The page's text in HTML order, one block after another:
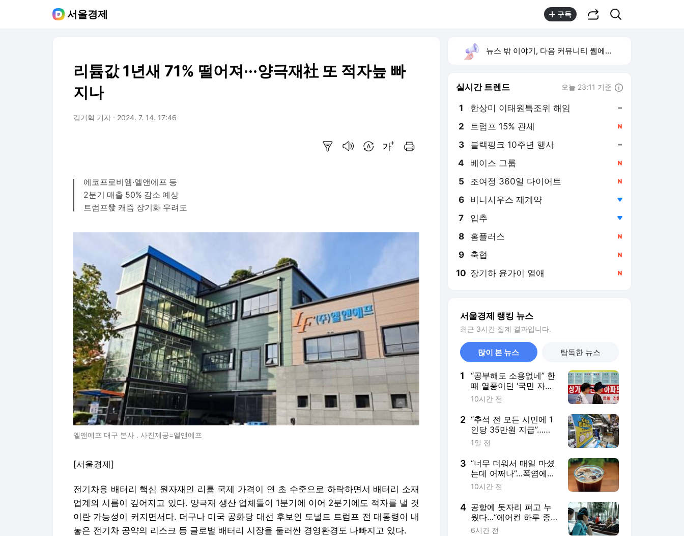
서울경제 구독
리튬값 1년새 71% 떨어져···양극재社 또 적자늪 빠
지나
김기혁 기자 2024. 7. 14. 17:46
에코프로비엠·엘앤에프 등
2분기 매출 50% 감소 예상
트럼프發 캐즘 장기화 우려도
엘앤에프 대구 본사 . 사진제공=엘앤에프
[서울경제]
전기차용 배터리 핵심 원자재인 리튬 국제 가격이 연 초 수준으로 하락하면서 배터리 소재
업계의 시름이 깊어지고 있다. 양극재 생산 업체들이 1분기에 이어 2분기에도 적자를 낼 것
이란 가능성이 커지면서다. 더구나 미국 공화당 대선 후보인 도널드 트럼프 전 대통령이 내
놓은 전기차 공약의 리스크 등 글로벌 배터리 시장을 둘러싼 경영환경도 나빠지고 있다.
뉴스 밖 이야기, 다음 커뮤니티 웹에서 보기
실시간 트렌드 오늘 23:11 기준
1 한상미 이태원특조위 해임
2 트럼프 15% 관세
4 베이스 그룹
5 조여정 360일 다이어트
6 비니시우스 재계약
7 입추
8 홈플러스
9 축협
10 장기하 윤가이 열애
서울경제 랭킹 뉴스
최근 3시간 집계 결과입니다.
많이 본 뉴스 탐독한 뉴스
1
“공부해도 소용없네” 한
때 열풍이던 ‘국민 자격
증’…4년 만에 반토막 난
10시간 전
2 “추석 전 모든 시민에 1
인당 35만원 지급”…민
생지원금 소식에 들썩이
1일 전
3 “너무 더워서 매일 마셨
는데 어쩌나”…폭염에
‘아이스 커피’ 들이켰다
10시간 전
4 공항에 돗자리 펴고 누
웠다…“에어컨 하루 종
일 빵빵한데 공짜” 노인
6시간 전